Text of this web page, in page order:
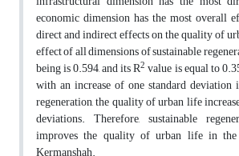
economic dimension has the most overall
direct and indirect effects on the quality of
effect of all dimensions of sustainable
being is 0.594, and its R2 value is equal to
with an increase of one standard deviation
regeneration, the quality of urban life
deviations. Therefore, sustainable
improves the quality of urban life in